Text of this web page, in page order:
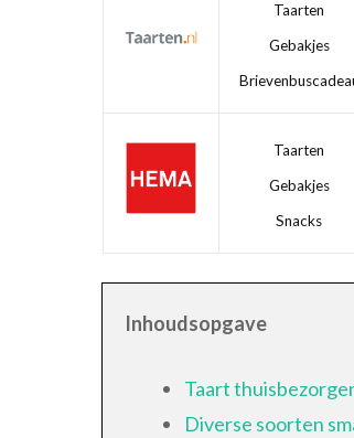
Taarten
Gebakjes
Taarten
Gebakjes
Snacks
Inhoudsopgave
Taart
Diverse soorten